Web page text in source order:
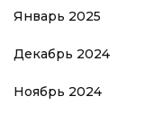
Январь 2025
Декабрь 2024
Ноябрь 2024